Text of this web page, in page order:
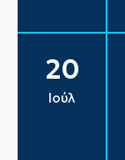
20
Ιούλ